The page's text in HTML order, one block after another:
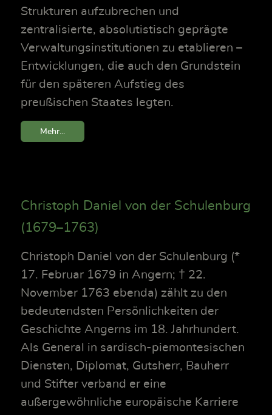
Strukturen aufzubrechen und
zentralisierte, absolutistisch geprägte
Verwaltungsinstitutionen zu etablieren –
Entwicklungen, die auch den Grundstein
für den späteren Aufstieg des
preußischen Staates legten.
Mehr...
Christoph Daniel von der Schulenburg
(1679–1763)
Christoph Daniel von der Schulenburg (*
17. Februar 1679 in Angern; † 22.
November 1763 ebenda) zählt zu den
bedeutendsten Persönlichkeiten der
Geschichte Angerns im 18. Jahrhundert.
Als General in sardisch-piemontesischen
Diensten, Diplomat, Gutsherr, Bauherr
und Stifter verband er eine
außergewöhnliche europäische Karriere